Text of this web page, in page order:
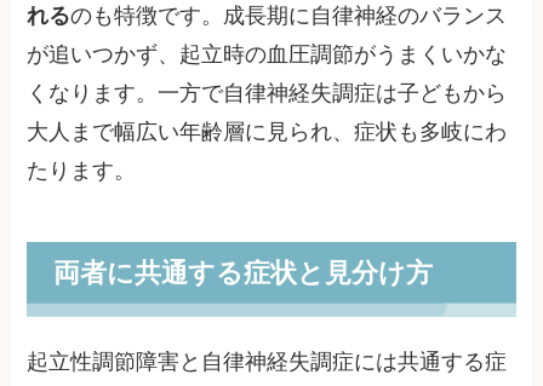
れるのも特徴です。成長期に自律神経のバランス
が追いつかず、起立時の血圧調節がうまくいかな
くなります。一方で自律神経失調症は子どもから
大人まで幅広い年齢層に見られ、症状も多岐にわ
たります。
両者に共通する症状と見分け方
起立性調節障害と自律神経失調症には共通する症